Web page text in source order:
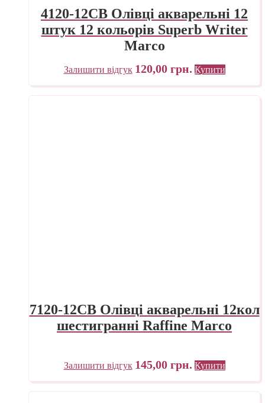
4120-12CB Олівці акварельні 12
штук 12 кольорів Superb Writer
Marco
Залишити відгук 120,00 грн. Купити
7120-12CB Олівці акварельні 12кол
шестигранні Raffine Marco
Залишити відгук 145,00 грн. Купити